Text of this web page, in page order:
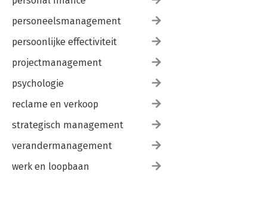
personeelsmanagement
persoonlijke effectiviteit
projectmanagement
psychologie
reclame en verkoop
strategisch management
verandermanagement
werk en loopbaan